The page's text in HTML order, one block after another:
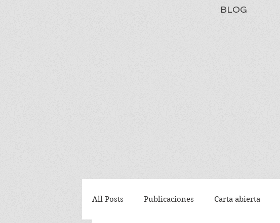
BLOG
All Posts Publicaciones Carta abierta